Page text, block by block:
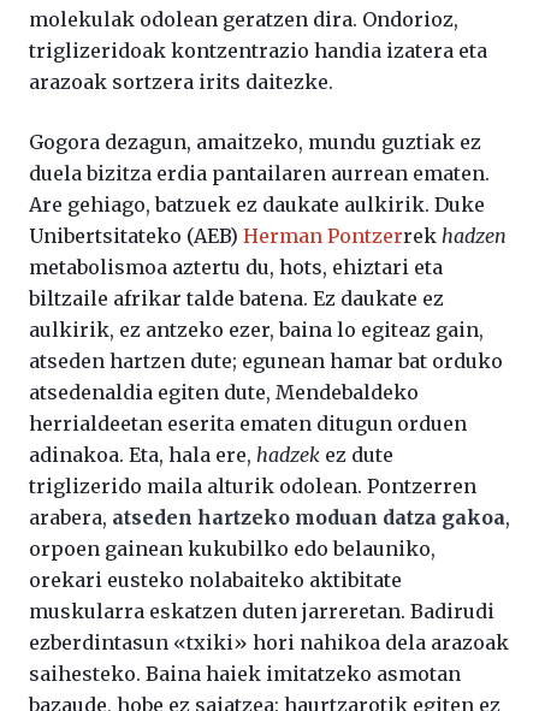
molekulak odolean geratzen dira. Ondorioz,
triglizeridoak kontzentrazio handia izatera eta
arazoak sortzera irits daitezke.
Gogora dezagun, amaitzeko, mundu guztiak ez
duela bizitza erdia pantailaren aurrean ematen.
Are gehiago, batzuek ez daukate aulkirik. Duke
Unibertsitateko (AEB) Herman Pontzerrek hadzen
metabolismoa aztertu du, hots, ehiztari eta
biltzaile afrikar talde batena. Ez daukate ez
aulkirik, ez antzeko ezer, baina lo egiteaz gain,
atseden hartzen dute; egunean hamar bat orduko
atsedenaldia egiten dute, Mendebaldeko
herrialdeetan eserita ematen ditugun orduen
adinakoa. Eta, hala ere, hadzek ez dute
triglizerido maila alturik odolean. Pontzerren
arabera, atseden hartzeko moduan datza gakoa,
orpoen gainean kukubilko edo belauniko,
orekari eusteko nolabaiteko aktibitate
muskularra eskatzen duten jarreretan. Badirudi
ezberdintasun «txiki» hori nahikoa dela arazoak
saihesteko. Baina haiek imitatzeko asmotan
bazaude, hobe ez saiatzea: haurtzarotik egiten ez